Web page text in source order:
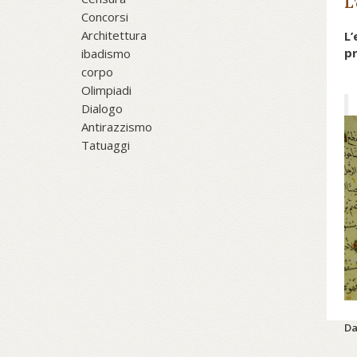
Concorsi
Architettura
ibadismo
corpo
Olimpiadi
Dialogo
Antirazzismo
Tatuaggi